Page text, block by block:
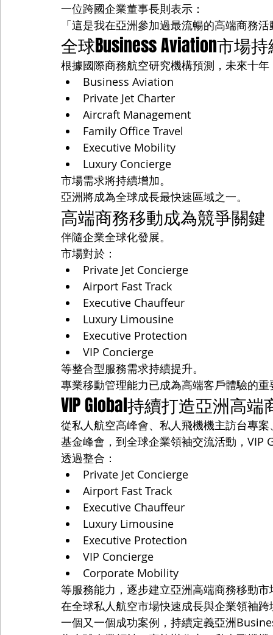
一位跨國企業董事長則表示：
「這是我在亞洲參加過最流暢的高端商務
全球Business Aviation市場
根據國際商務航空研究機構預測，未來十年
Business Aviation
Private Jet Charter
Aircraft Management
Family Office Travel
Executive Mobility
Luxury Concierge
市場需求將持續增加。
亞洲將成為全球成長最快速區域之一。
高端商務移動成為競爭關鍵
伴隨企業全球化發展。
市場對於：
Private Jet Concierge
Airport Fast Track
Executive Chauffeur
Luxury Limousine
Executive Protection
VIP Concierge
等整合型服務需求持續提升。
專業移動管理能力已成為高端客戶體驗的重
VIP Global持續打造亞洲高
從私人航空高峰會、私人飛機機主訪台專
基金峰會，到全球企業領袖交流活動，VIP
透過整合：
Private Jet Concierge
Airport Fast Track
Executive Chauffeur
Luxury Limousine
Executive Protection
VIP Concierge
Corporate Mobility
等服務能力，逐步建立亞洲高端商務移動
在全球私人航空市場快速成長與企業領袖
一個又一個成功案例，持續定義亞洲